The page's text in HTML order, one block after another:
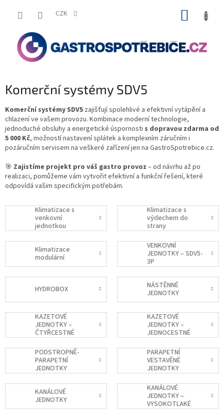
CZK
Komerční systémy SDV5
Komerční systémy SDV5 zajišťují spolehlivé a efektivní vytápění a
chlazení ve vašem provozu. Kombinace moderní technologie,
jednoduché obsluhy a energetické úspornosti s dopravou zdarma od
5 000 Kč, možností nastavení splátek a komplexním záručním i
pozáručním servisem na veškeré zařízení jen na GastroSpotrebice.cz.
🎯 Zajistíme projekt pro váš gastro provoz – od návrhu až po
realizaci, pomůžeme vám vytvořit efektivní a funkční řešení, které
odpovídá vašim specifickým potřebám.
Klimatizace s
venkovní
jednotkou
Klimatizace s
výdechem do
strany
Klimatizace
modulární
VENKOVNÍ
JEDNOTKY – SDV5-
3P
HYDROBOX
NÁSTĚNNÉ
JEDNOTKY
KAZETOVÉ
JEDNOTKY –
ČTYŘCESTNÉ
KAZETOVÉ
JEDNOTKY –
JEDNOCESTNÉ
PODSTROPNĚ-
PARAPETNÍ
JEDNOTKY
PARAPETNÍ
VESTAVĚNÉ
JEDNOTKY
KANÁLOVÉ
JEDNOTKY
KANÁLOVÉ
JEDNOTKY –
VYSOKOTLAKÉ